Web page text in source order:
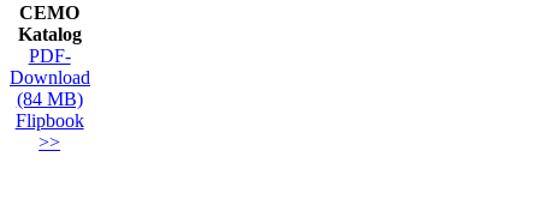
CEMO
Katalog
PDF-
Download
(84 MB)
Flipbook
>>